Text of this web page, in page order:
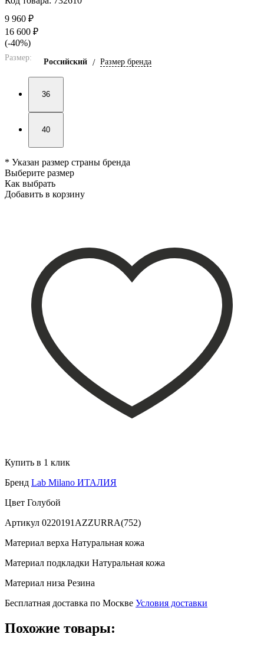
9 960 ₽
16 600 ₽
(-40%)
Размер: Российский / Размер бренда
36
40
* Указан размер страны бренда
Выберите размер
Как выбрать
Добавить в корзину
Купить в 1 клик
Бренд Lab Milano ИТАЛИЯ
Цвет Голубой
Артикул 0220191AZZURRA(752)
Материал верха Натуральная кожа
Материал подкладки Натуральная кожа
Материал низа Резина
Бесплатная доставка по Москве Условия доставки
Похожие товары: